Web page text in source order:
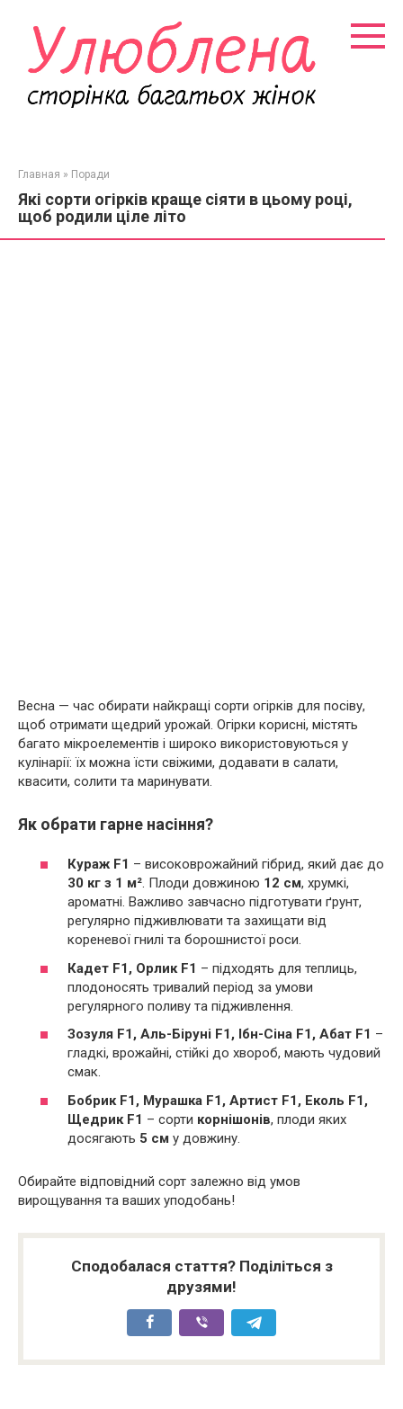
контенту
Главная » Поради
Які сорти огірків краще сіяти в цьому році,
щоб родили ціле літо
Весна — час обирати найкращі сорти огірків для посіву,
щоб отримати щедрий урожай. Огірки корисні, містять
багато мікроелементів і широко використовуються у
кулінарії: їх можна їсти свіжими, додавати в салати,
квасити, солити та маринувати.
Як обрати гарне насіння?
Кураж F1 – високоврожайний гібрид, який дає до
30 кг з 1 м². Плоди довжиною 12 см, хрумкі,
ароматні. Важливо завчасно підготувати ґрунт,
регулярно підживлювати та захищати від
кореневої гнилі та борошнистої роси.
Кадет F1, Орлик F1 – підходять для теплиць,
плодоносять тривалий період за умови
регулярного поливу та підживлення.
Зозуля F1, Аль-Біруні F1, Ібн-Сіна F1, Абат F1 –
гладкі, врожайні, стійкі до хвороб, мають чудовий
смак.
Бобрик F1, Мурашка F1, Артист F1, Еколь F1,
Щедрик F1 – сорти корнішонів, плоди яких
досягають 5 см у довжину.
Обирайте відповідний сорт залежно від умов
вирощування та ваших уподобань!
Сподобалася стаття? Поділіться з
друзями!